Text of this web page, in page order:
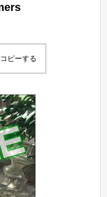
ピーする